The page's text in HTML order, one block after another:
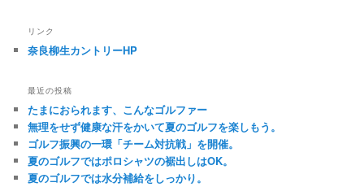
リンク
奈良柳生カントリーHP
最近の投稿
たまにおられます、こんなゴルファー
無理をせず健康な汗をかいて夏のゴルフを楽しもう。
ゴルフ振興の一環「チーム対抗戦」を開催。
夏のゴルフではポロシャツの裾出しはOK。
夏のゴルフでは水分補給をしっかり。